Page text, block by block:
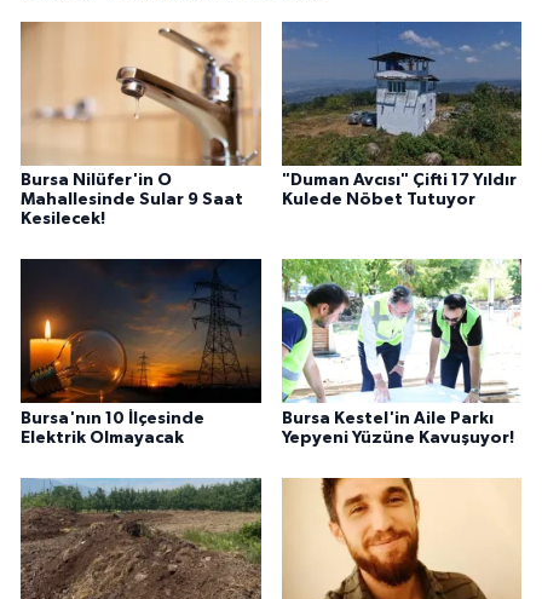
Bursa Nilüfer'in O
Mahallesinde Sular 9 Saat
Kesilecek!
"Duman Avcısı" Çifti 17 Yıldır
Kulede Nöbet Tutuyor
Bursa'nın 10 İlçesinde
Elektrik Olmayacak
Bursa Kestel'in Aile Parkı
Yepyeni Yüzüne Kavuşuyor!